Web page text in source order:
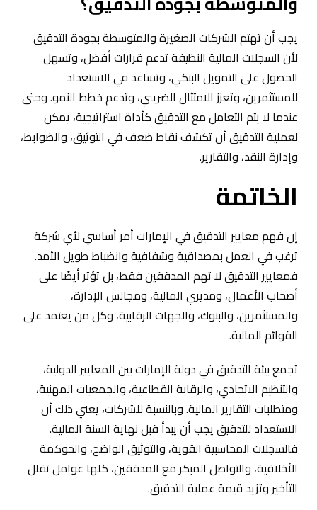
يجب أن تهتم الشركات الصغيرة والمتوسطة بجودة التدقيق
لأن السجلات المالية النظيفة تدعم قرارات أفضل، وتسهل
الحصول على التمويل البنكي، وتساعد في الاستعداد
للمستثمرين، وتعزز الامتثال الضريبي، وتدعم خطط النمو. وحتى
عندما لا يتم التعامل مع التدقيق كأداة استراتيجية، يمكن
لعملية التدقيق أن تكشف نقاط ضعف في التوثيق، والضوابط،
وإدارة النقد، والتقارير.
الخاتمة
إن فهم معايير التدقيق في الإمارات أمر أساسي لأي شركة
ترغب في العمل بمصداقية وشفافية وانضباط طويل الأمد.
فمعايير التدقيق لا تهم المدققين فقط، بل تؤثر أيضًا على
أصحاب الأعمال، ومديري المالية، ومجالس الإدارة،
والمستثمرين، والبنوك، والجهات الرقابية، وكل من يعتمد على
القوائم المالية.
تجمع بيئة التدقيق في دولة الإمارات بين المعايير الدولية،
والتنظيم الاتحادي، والرقابة القطاعية، والجمعيات المهنية،
ومتطلبات التقارير المالية. وبالنسبة للشركات، يعني ذلك أن
الاستعداد للتدقيق يجب أن يبدأ قبل نهاية السنة المالية.
فالسجلات المحاسبية القوية، والتوثيق الواضح، والحوكمة
الأخلاقية، والتواصل المبكر مع المدققين، كلها عوامل تقلل
التأخير وتزيد قيمة عملية التدقيق.